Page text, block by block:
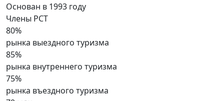
Основан в 1993 году
Члены РСТ
80%
рынка выездного туризма
85%
рынка внутреннего туризма
75%
рынка въездного туризма